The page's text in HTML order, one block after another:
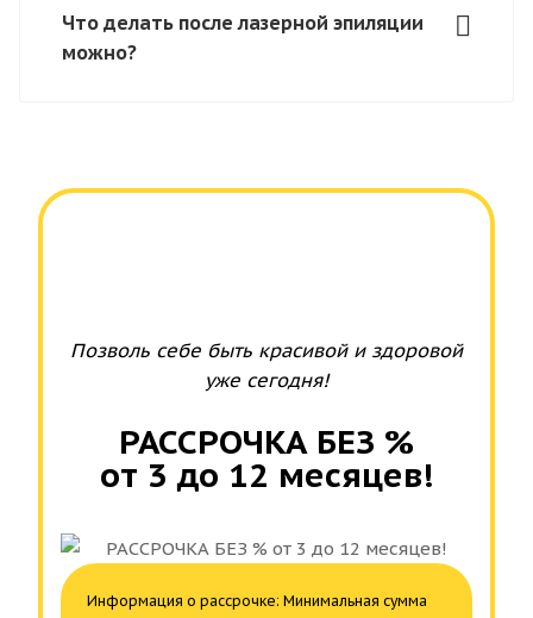
Что делать после лазерной эпиляции
можно?
Позволь себе быть красивой и здоровой
уже сегодня!
РАССРОЧКА БЕЗ %
от 3 до 12 месяцев!
Информация о рассрочке: Минимальная сумма